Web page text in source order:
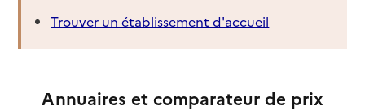
Trouver un établissement d'accueil
Annuaires et comparateur de prix